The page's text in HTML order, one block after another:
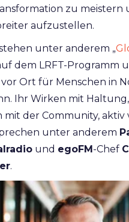
zu meistern
aufzustellen.
unter anderem „
dem LRFT-Programm
vor Ort für Menschen in
Ihr Wirken mit
mit der Community, aktiv
unter anderem
und egoFM-Chef
.